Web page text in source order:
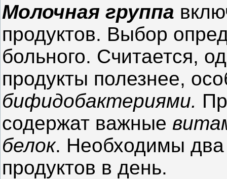
Молочная группа
продуктов. Выбор
больного. Считается,
продукты полезнее,
бифидобактериями.
содержат важные
белок. Необходимы
продуктов в день.